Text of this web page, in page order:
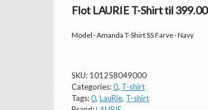
Flot LAURIE T-Shirt til 399.00
Model · Amanda T-Shirt SS Farve · Navy
SKU: 101258049000
Categories:0, T-shirt
Tags:0, LauRie, T-shirt